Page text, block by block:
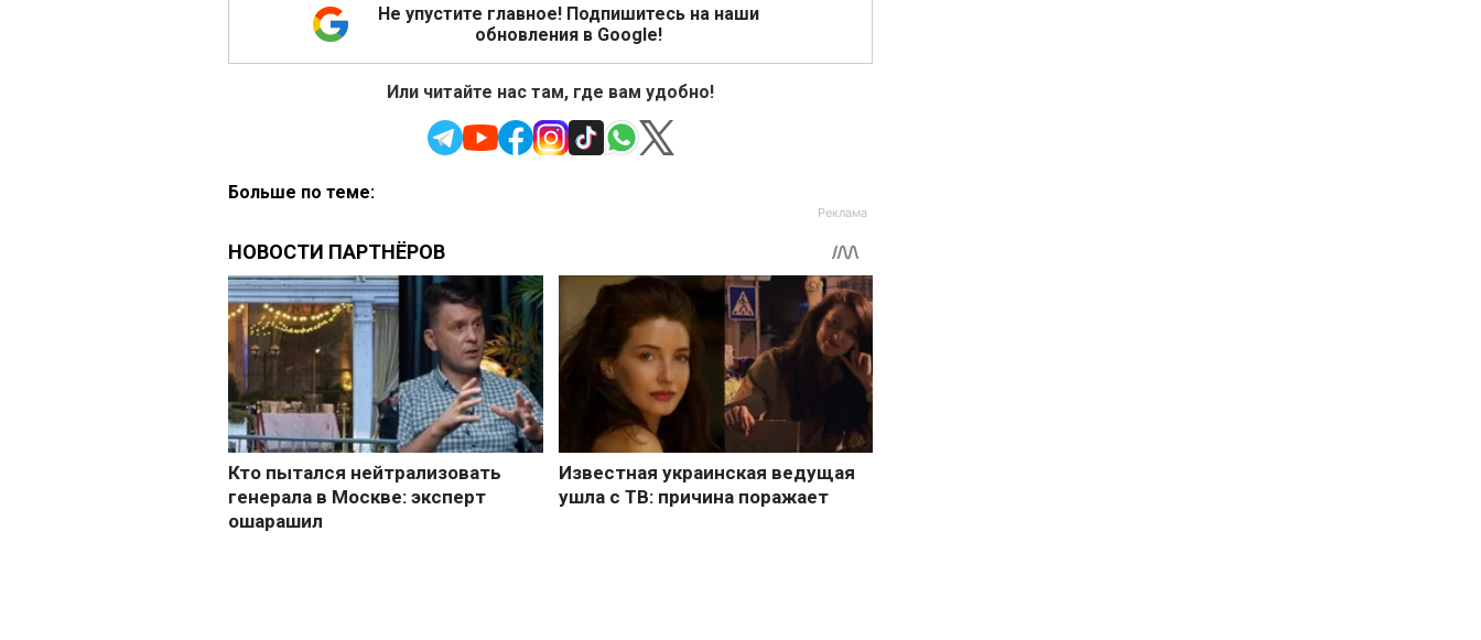
Не упустите главное! Подпишитесь на наши
обновления в Google!
Или читайте нас там, где вам удобно!
Больше по теме: